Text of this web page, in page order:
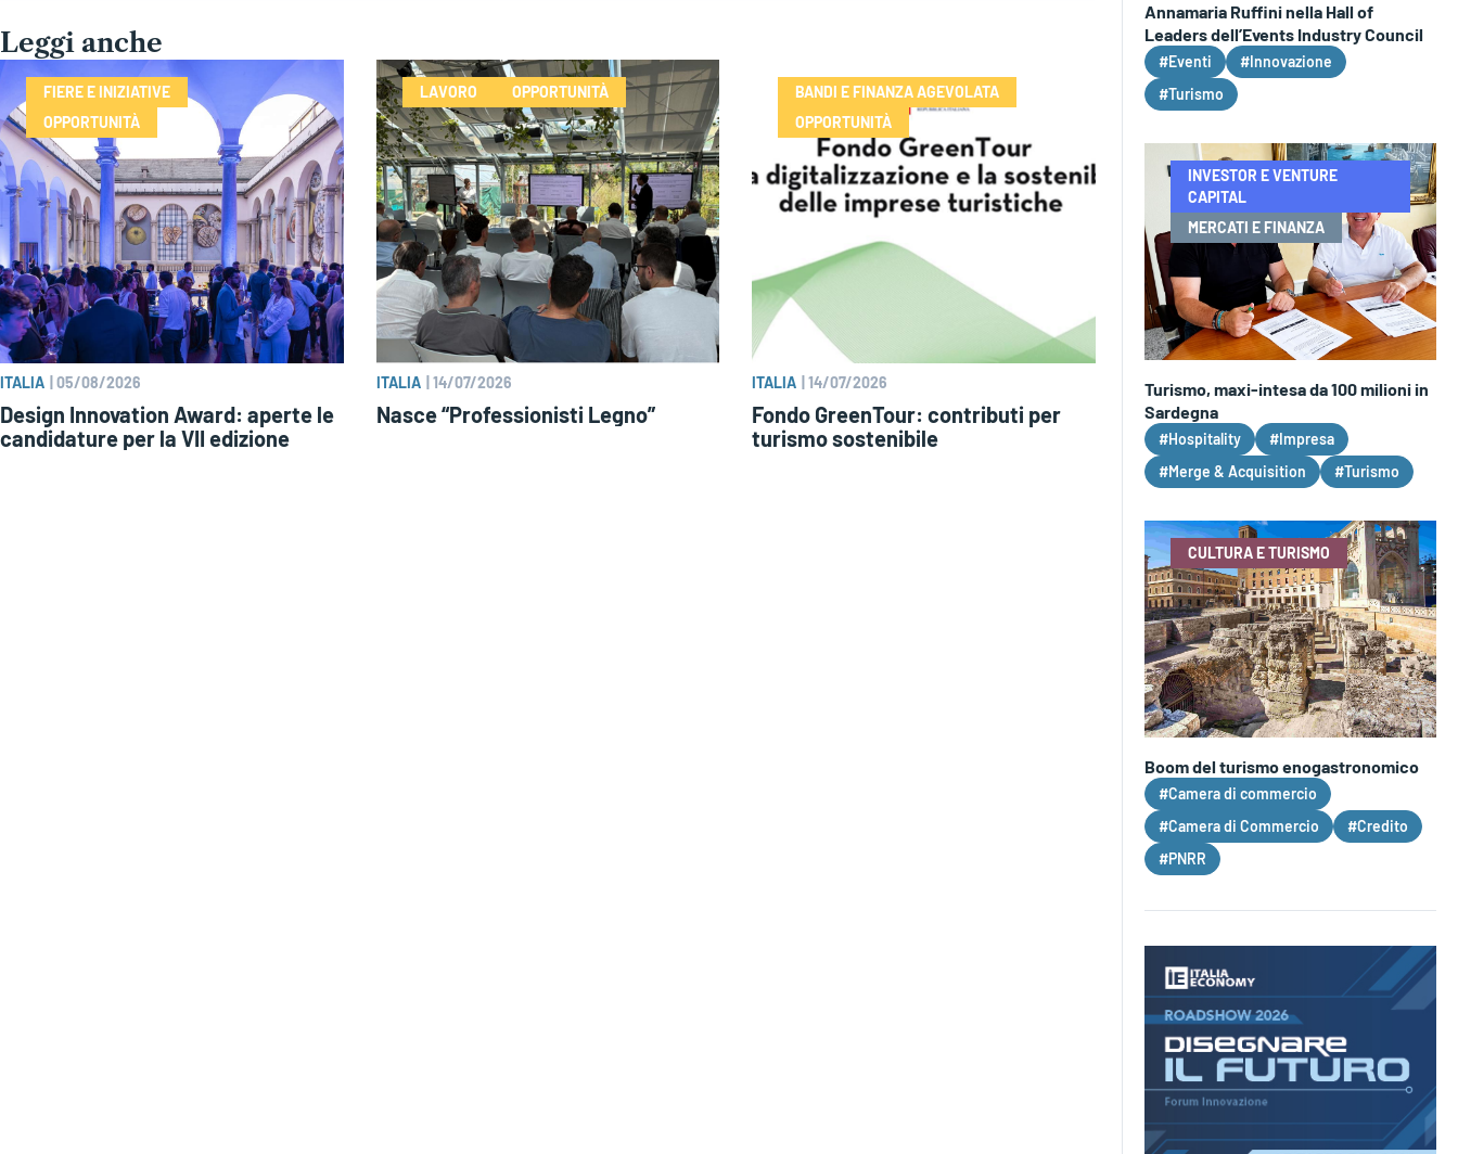
Leggi anche
FIERE E INIZIATIVE
OPPORTUNITÀ
ITALIA 05/08/2026
Design Innovation Award: aperte le
candidature per la VII edizione
LAVORO OPPORTUNITÀ
ITALIA 14/07/2026
Nasce “Professionisti Legno”
BANDI E FINANZA AGEVOLATA
OPPORTUNITÀ
ITALIA |14/07/2026
Fondo GreenTour: contributi per
turismo sostenibile
Annamaria Ruffini nella Hall of
Leaders dell’Events Industry Council
#Eventi
#Innovazione
#Turismo
INVESTOR E VENTURE
CAPITAL
MERCATI E FINANZA
Turismo, maxi-intesa da 100 milioni in
Sardegna
#Hospitality
#Impresa
#Merge & Acquisition
#Turismo
CULTURA E TURISMO
Boom del turismo enogastronomico
#Camera di commercio
#Camera di Commercio
#Credito
#PNRR